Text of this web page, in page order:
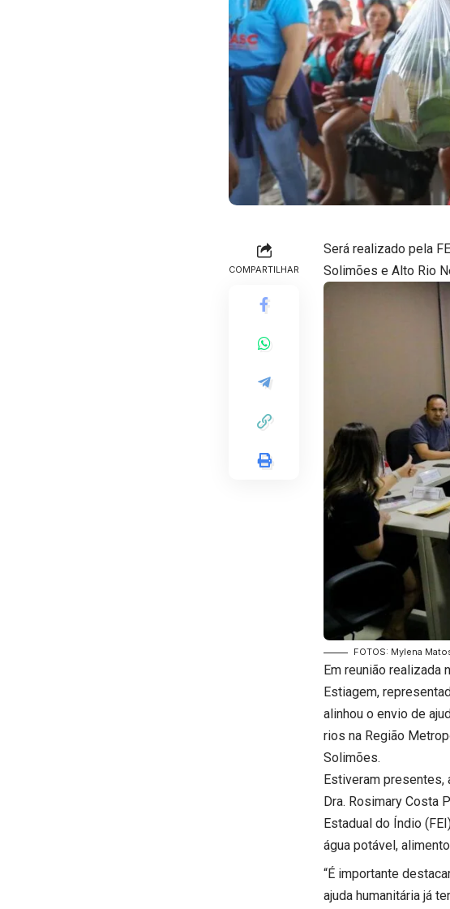
COMPARTILHAR
Será realizado pela
Solimões e Alto Rio
FOTOS: Mylena
Em reunião
Estiagem,
alinhou o envio de
rios na Região
Solimões.
Estiveram presentes,
Dra. Rosimary Costa
Estadual do Índio
água potável,
“É importante
ajuda humanitária já